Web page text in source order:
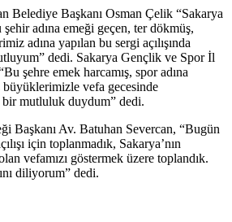
Belediye Başkanı Osman Çelik “Sakarya
adına emeği geçen, ter dökmüş,
adına yapılan bu sergi açılışında
dedi. Sakarya Gençlik ve Spor İl
şehre emek harcamış, spor adına
büyüklerimizle vefa gecesinde
mutluluk duydum” dedi.
Başkanı Av. Batuhan Severcan, “Bugün
için toplanmadık, Sakarya’nın
vefamızı göstermek üzere toplandık.
diliyorum” dedi.